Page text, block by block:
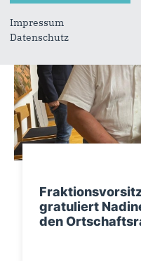
gratuliert
den
Impressum
Datenschutz